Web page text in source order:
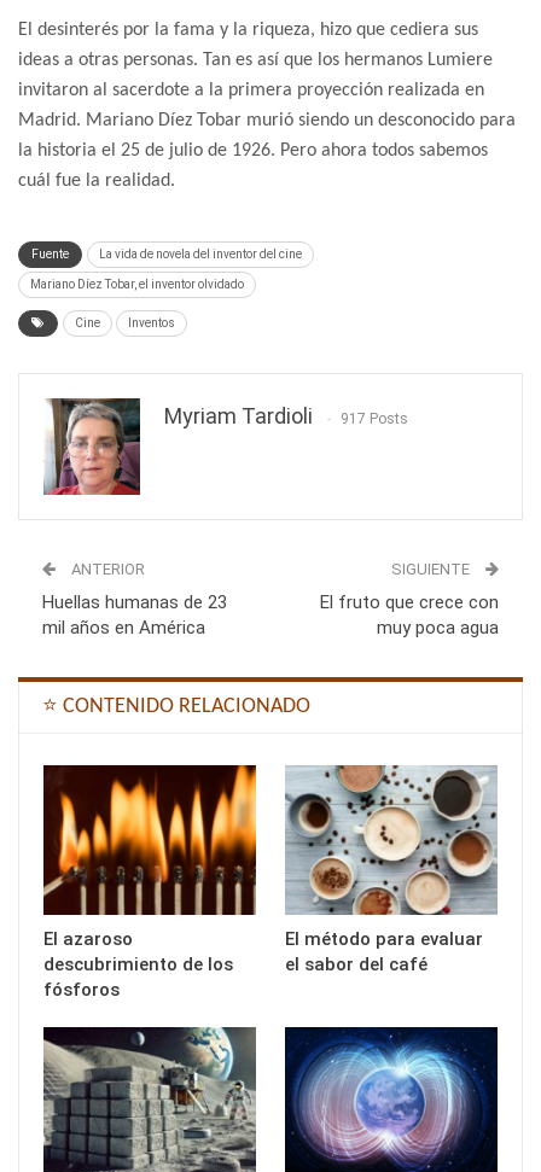
El desinterés por la fama y la riqueza, hizo que cediera sus
ideas a otras personas. Tan es así que los hermanos Lumiere
invitaron al sacerdote a la primera proyección realizada en
Madrid. Mariano Díez Tobar murió siendo un desconocido para
la historia el 25 de julio de 1926. Pero ahora todos sabemos
cuál fue la realidad.
Fuente La vida de novela del inventor del cine
Mariano Díez Tobar, el inventor olvidado
Cine Inventos
Myriam Tardioli 917 Posts
ANTERIOR
Huellas humanas de 23
mil años en América
SIGUIENTE
El fruto que crece con
muy poca agua
⭐ CONTENIDO RELACIONADO
El azaroso
descubrimiento de los
fósforos
El método para evaluar
el sabor del café